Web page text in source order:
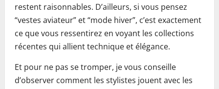
restent raisonnables. D’ailleurs, si vous pensez
“vestes aviateur” et “mode hiver”, c’est exactement
ce que vous ressentirez en voyant les collections
récentes qui allient technique et élégance.
Et pour ne pas se tromper, je vous conseille
d’observer comment les stylistes jouent avec les